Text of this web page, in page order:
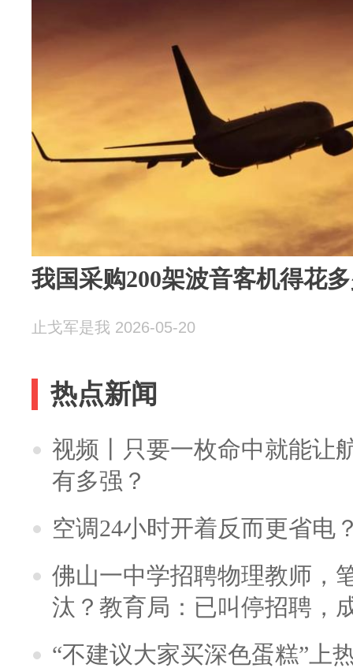
我国采购200架波音客机得花
止戈军是我 2026-05-20
热点新闻
视频丨只要一枚命中就能让
有多强？
空调24小时开着反而更省电
佛山一中学招聘物理教师，
汰？教育局：已叫停招聘，
“不建议大家买深色蛋糕”上